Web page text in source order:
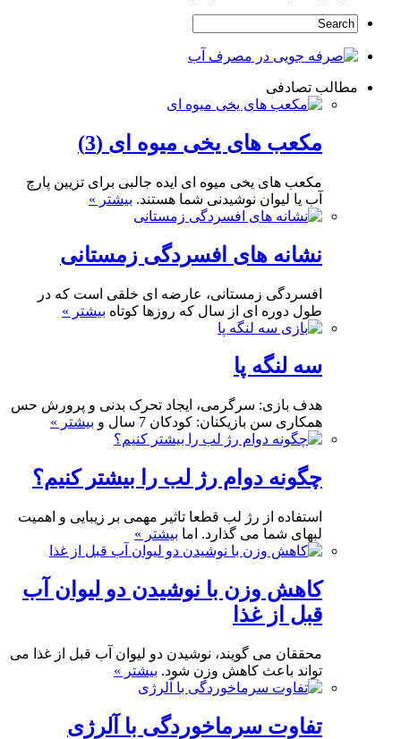
مطالب تصادفی
مکعب های یخی میوه ای (3)
مکعب های یخی میوه ای ایده جالبی برای تزیین پارچ
آب یا لیوان نوشیدنی شما هستند. بیشتر »
نشانه های افسردگی زمستانی
افسردگی زمستانی، عارضه ای خلقی است که در
طول دوره ای از سال که روزها کوتاه بیشتر »
سه لنگه پا
هدف بازی: سرگرمی، ایجاد تحرک بدنی و پرورش حس
همکاری سن بازیکنان: کودکان 7 سال و
بیشتر »
چگونه دوام رژ لب را بیشتر کنیم؟
استفاده از رژ لب قطعا تاثیر مهمی بر زیبایی و اهمیت
لبهای شما می گذارد. اما بیشتر »
کاهش وزن با نوشیدن دو لیوان آب
قبل از غذا
محققان می گویند، نوشیدن دو لیوان آب قبل از غذا می
تواند باعث کاهش وزن شود. بیشتر »
تفاوت سرماخوردگی با آلرژی